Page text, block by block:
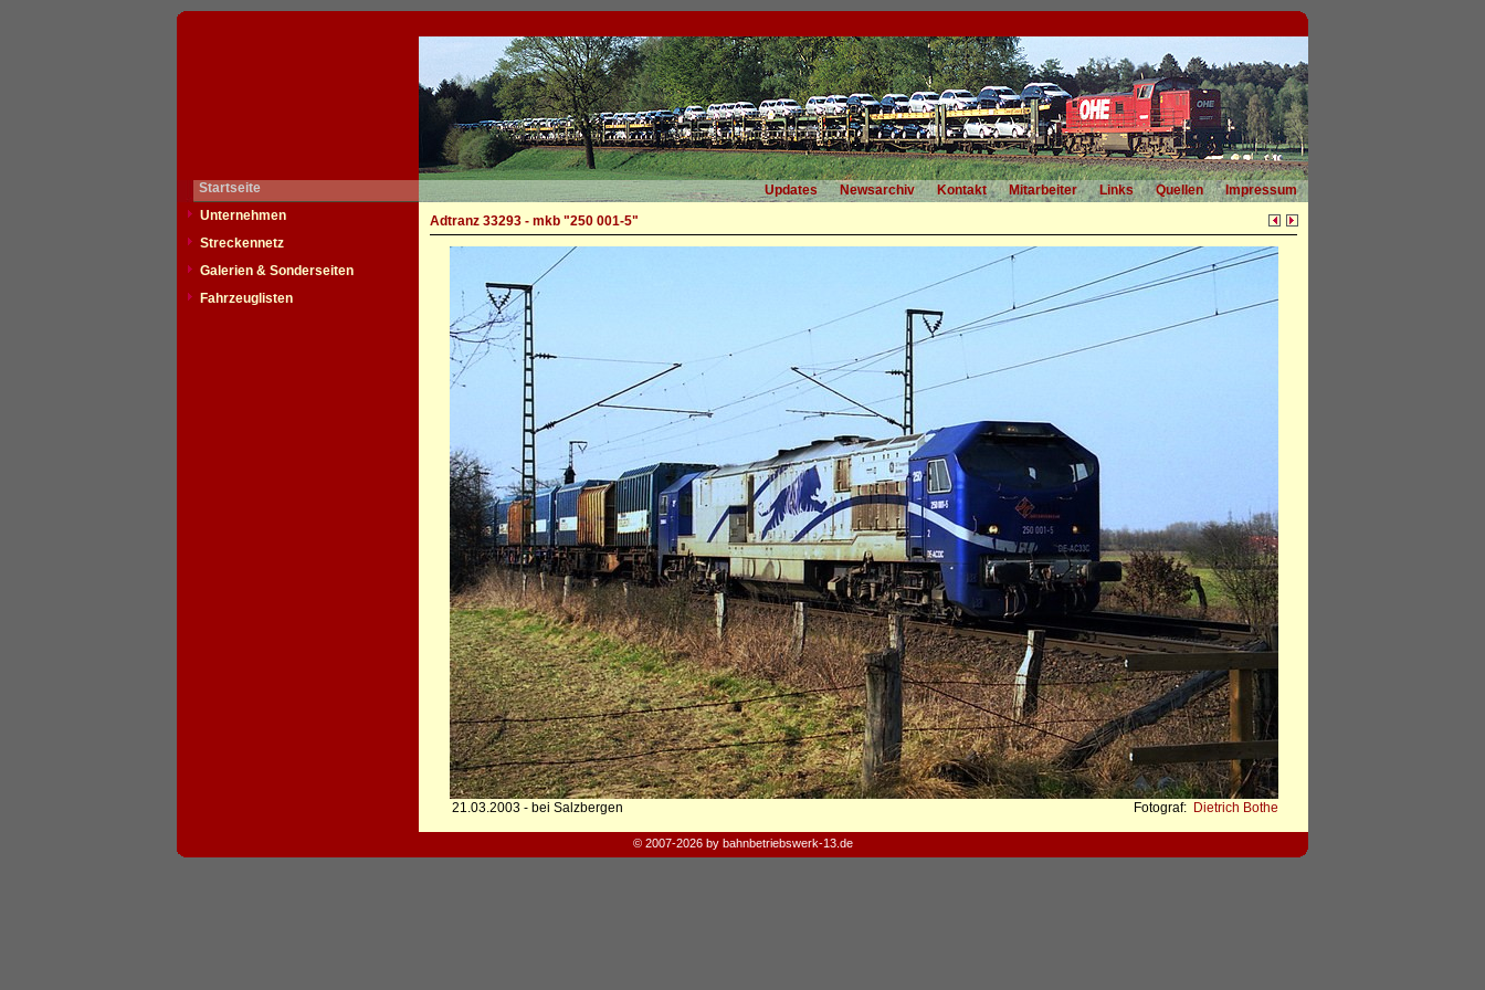
Startseite Updates Newsarchiv Kontakt Mitarbeiter Links Quellen
Impressum
Unternehmen
Streckennetz
Galerien & Sonderseiten
Fahrzeuglisten
Adtranz 33293 - mkb "250 001-5"
21.03.2003 - bei Salzbergen Fotograf: Dietrich Bothe
© 2007-2026 by bahnbetriebswerk-13.de